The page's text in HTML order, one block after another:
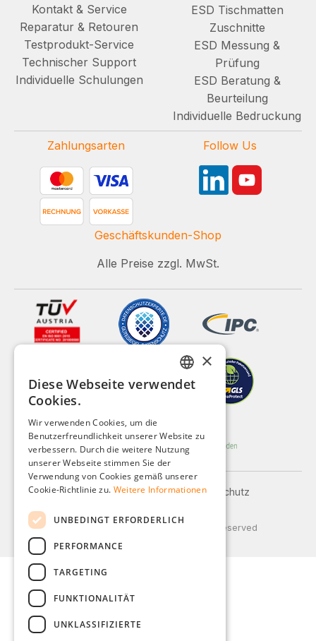
Kontakt & Service
Reparatur & Retouren
Testprodukt-Service
Technischer Support
Individuelle Schulungen
ESD Tischmatten
Zuschnitte
ESD Messung &
Prüfung
ESD Beratung &
Beurteilung
Individuelle Bedruckung
Zahlungsarten Follow Us
Geschäftskunden-Shop
Alle Preise zzgl. MwSt.
Impressum AGB
Datenschutz
© 2026 Weidinger GmbH, All Rights Reserved
GERMAN
FRENCH
DUTCH
×
Diese Webseite verwendet
Cookies.
Wir verwenden Cookies, um die
Benutzerfreundlichkeit unserer Website zu
verbessern. Durch die weitere Nutzung
unserer Webseite stimmen Sie der
Verwendung von Cookies gemäß unserer
Cookie-Richtlinie zu. Weitere Informationen
UNBEDINGT ERFORDERLICH
PERFORMANCE
TARGETING
FUNKTIONALITÄT
UNKLASSIFIZIERTE